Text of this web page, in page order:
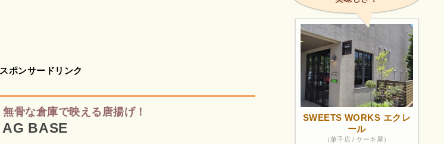
スポンサードリンク
無骨な倉庫で映える唐揚げ！
AG BASE
SWEETS WORKS エクレ
ール
（菓子店 / ケーキ屋）